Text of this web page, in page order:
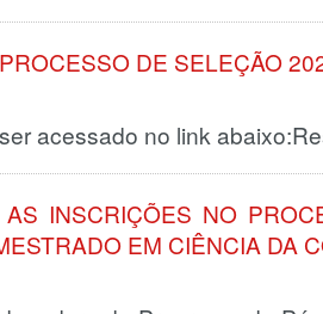
DE SELEÇÃO
acessado no link
AS INSCRIÇÕES NO
EM CIÊNCIA DA